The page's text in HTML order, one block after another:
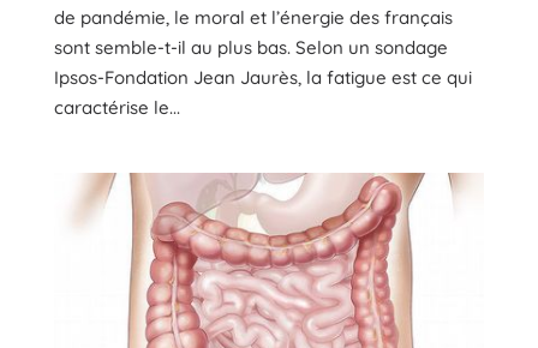
de pandémie, le moral et l’énergie des français
sont semble-t-il au plus bas. Selon un sondage
Ipsos-Fondation Jean Jaurès, la fatigue est ce qui
caractérise le...